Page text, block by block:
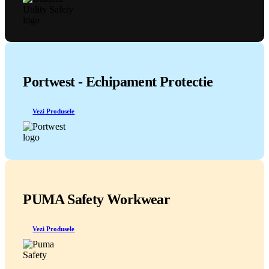
Portwest - Echipament Protectie
Vezi Produsele
PUMA Safety Workwear
Vezi Produsele